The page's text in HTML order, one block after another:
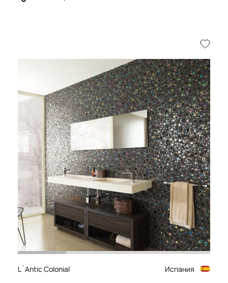
L´Antic Colonial Испания